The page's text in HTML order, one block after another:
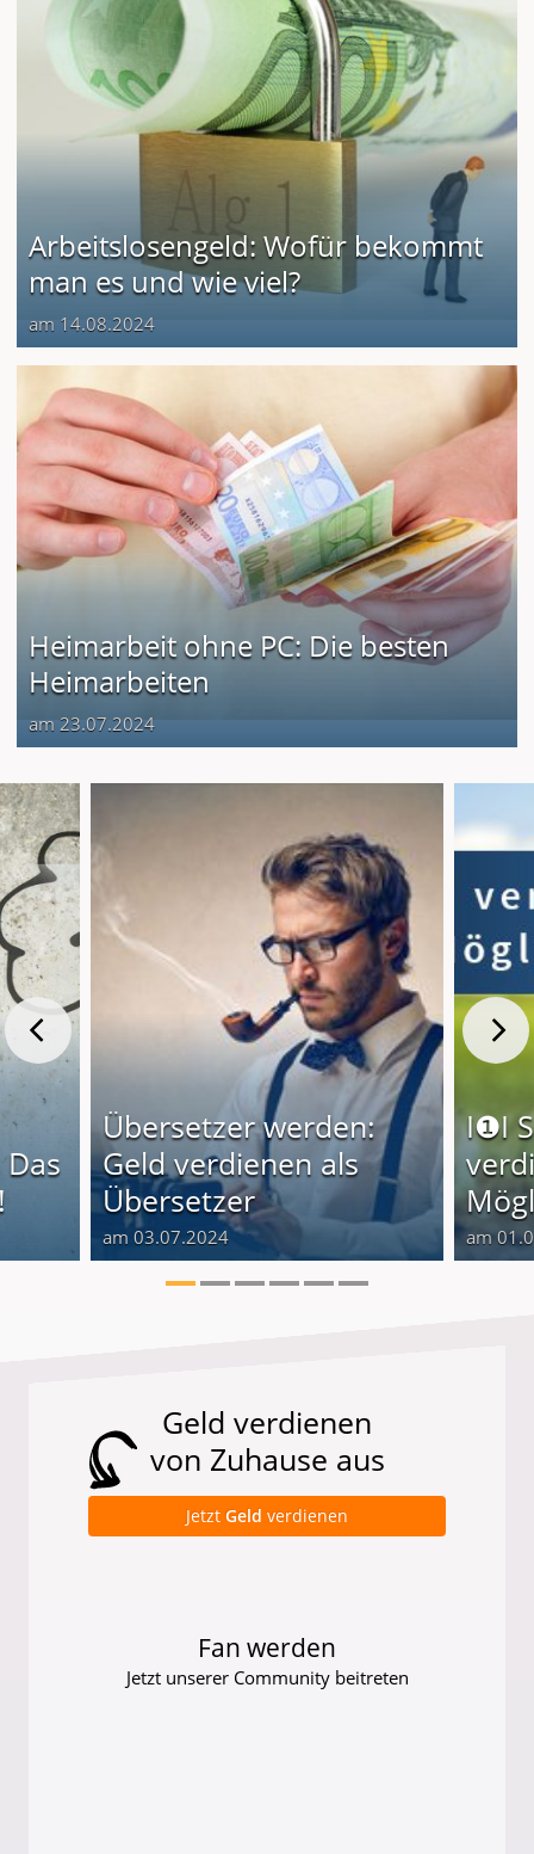
Arbeitslosengeld: Wofür bekommt
man es und wie viel?
am 14.08.2024
Heimarbeit ohne PC: Die besten
Heimarbeiten
am 23.07.2024
Übersetzer werden:
Geld verdienen als
Übersetzer
am 03.07.2024
I❶I
am
Geld verdienen
von Zuhause aus
Jetzt Geld verdienen
Fan werden
Jetzt unserer Community beitreten